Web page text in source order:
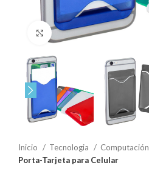
Click to enlarge
Inicio Tecnologia
Computación
Porta-Tarjeta para Celular